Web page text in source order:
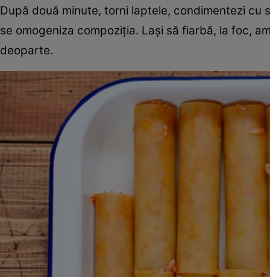
După două minute, torni laptele, condimentezi
se omogeniza compoziția. Lași să fiarbă, la foc,
deoparte.